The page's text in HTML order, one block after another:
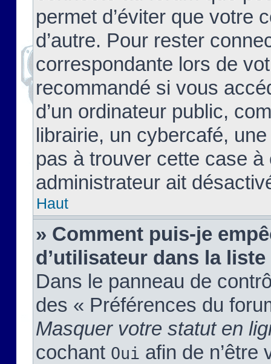
permet d’éviter que votre
d’autre. Pour rester
correspondante lors de
recommandé si vous
d’un ordinateur public,
librairie, un cybercafé,
pas à trouver cette case à
administrateur ait
Haut
» Comment puis-je
d’utilisateur dans la
Dans le panneau de
des « Préférences du
Masquer votre statut en
cochant Oui afin de n’être